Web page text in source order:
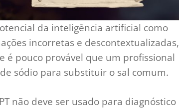
da inteligência artificial como
incorretas e descontextualizadas,
é pouco provável que um profissional
sódio para substituir o sal comum.
não deve ser usado para diagnóstico